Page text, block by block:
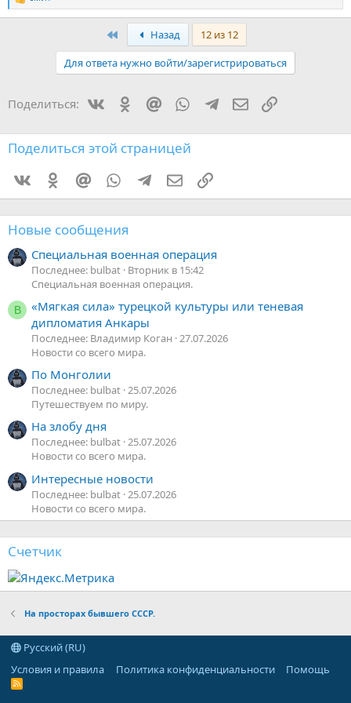
е
ПервыйНазад
12 из 12
Для ответа нужно войти/зарегистрироваться
Поделиться: VkontakteOdnoklassniki
Mail.ruWhatsAppTelegram
Электронная
Ссылка
Поделиться этой страницей
VkontakteOdnoklassniki
Mail.ruWhatsAppTelegramЭлектронная почта
Ссылка
Новые сообщения
Специальная военная операция
Последнее: bulbat Вторник в 15:42
Специальная военная операция.
В
«Мягкая сила» турецкой культуры или теневая
дипломатия Анкары
Последнее: Владимир Коган 27.07.2026
Новости со всего мира.
По Монголии
Последнее: bulbat 25.07.2026
Путешествуем по миру.
На злобу дня
Последнее: bulbat 25.07.2026
Новости со всего мира.
Интересные новости
Последнее: bulbat 25.07.2026
Новости со всего мира.
Счетчик
На просторах бывшего СССР.
Русский (RU)
Условия и правила
Политика конфиденциальности Помощь
R